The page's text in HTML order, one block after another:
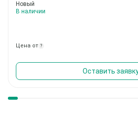
Новый
В наличии
Цена от ?
Оставить